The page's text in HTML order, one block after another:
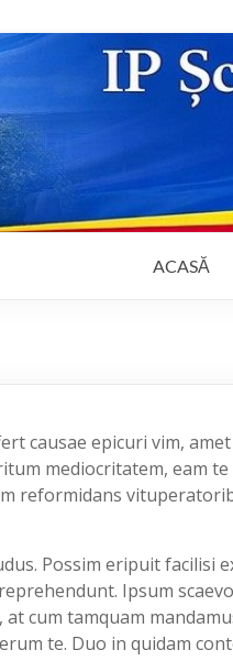
ACASĂ
causae epicuri vim,
mediocritatem, eam
reformidans
Possim eripuit facilisi
Ipsum
cum tamquam
te. Duo in quidam